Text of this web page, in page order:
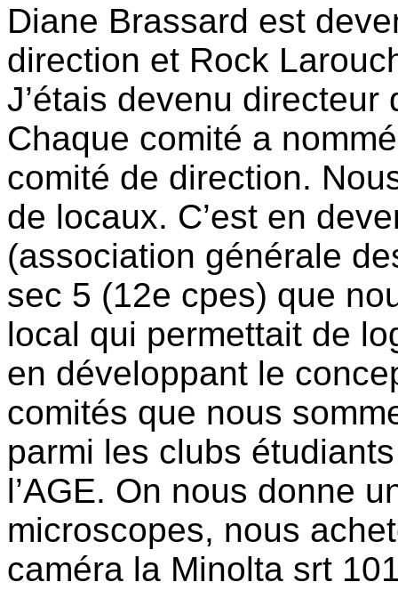
Diane Brassard est
direction et Rock
J’étais devenu
Chaque comité a
comité de direction.
de locaux. C’est en
(association générale
sec 5 (12e cpes) que
local qui permettait de
en développant le
comités que nous
parmi les clubs
l’AGE. On nous donne
microscopes, nous
caméra la Minolta srt